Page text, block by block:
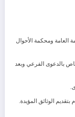
العامة ومحكمة الأحوال
بالدعوى الفرعي وبعد
الوثائق المؤيدة.